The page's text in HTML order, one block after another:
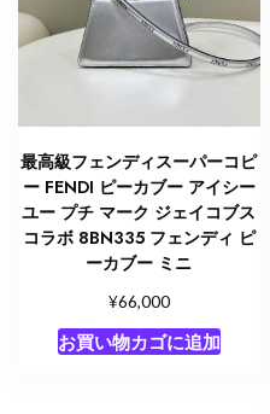
最高級フェンディスーパーコピ
ー FENDI ピーカブー アイシー
ユー プチ マーク ジェイコブス
コラボ 8BN335 フェンディ ピ
ーカブー ミニ
¥66,000
お買い物カゴに追加